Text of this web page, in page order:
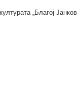
„Благој